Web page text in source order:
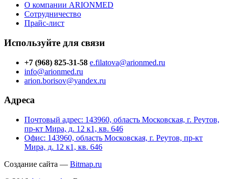
О компании ARIONMED
Сотрудничество
Прайс-лист
Используйте для связи
+7 (968) 825-31-58 e.filatova@arionmed.ru
info@arionmed.ru
arion.borisov@yandex.ru
Адреса
Почтовый адрес: 143960, область Московская, г. Реутов,
пр-кт Мира, д. 12 к1, кв. 646
Офис: 143960, область Московская, г. Реутов, пр-кт
Мира, д. 12 к1, кв. 646
Создание сайта — Bitmap.ru